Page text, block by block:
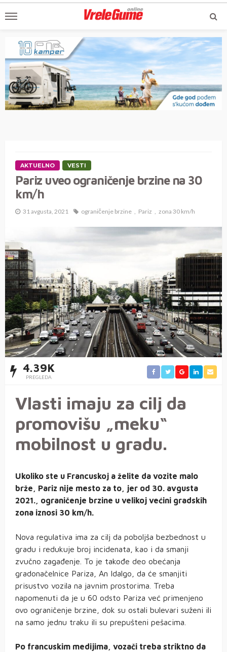
AKTUELNO VESTI
Pariz uveo ograničenje brzine na 30
km/h
31 avgusta, 2021 ograničenje brzine Pariz zona 30 km/h
4.39K
PREGLEDA
Vlasti imaju za cilj da
promovišu „meku“
mobilnost u gradu.
Ukoliko ste u Francuskoj a želite da vozite malo
brže, Pariz nije mesto za to, jer od 30. avgusta
2021., ograničenje brzine u velikoj većini gradskih
zona iznosi 30 km/h.
Nova regulativa ima za cilj da poboljša bezbednost u
gradu i redukuje broj incidenata, kao i da smanji
zvučno zagađenje. To je takođe deo obećanja
gradonačelnice Pariza, An Idalgo, da će smanjiti
prisustvo vozila na javnim prostorima. Treba
napomenuti da je u 60 odsto Pariza već primenjeno
ovo ograničenje brzine, dok su ostali bulevari suženi ili
na samo jednu traku ili su prepušteni pešacima.
Po francuskim medijima, vozači treba striktno da